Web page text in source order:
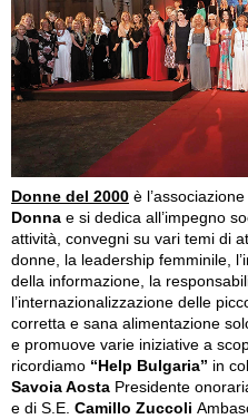
Donne del 2000 è
Donna e si dedica all’impegno
attività, convegni su vari temi di
donne, la leadership femminile,
della informazione, la
l’internazionalizzazione delle
corretta e sana alimentazione
e promuove varie iniziative a
ricordiamo “Help Bulgaria” in
Savoia Aosta Presidente
e di S.E. Camillo Zuccoli